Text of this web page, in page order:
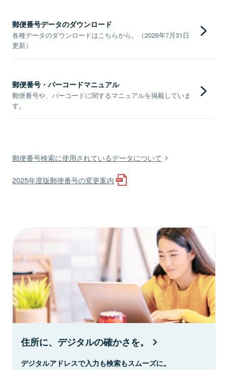
郵便番号データのダウンロード
各種データのダウンロードはこちらから。（2026年7月31日
更新）
郵便番号・バーコードマニュアル
郵便番号や、バーコードに関するマニュアルを掲載していま
す。
郵便番号検索に使用されているデータについて
2025年度版郵便番号の変更案内
住所に、デジタルの確かさを。
デジタルアドレスで入力も検索もスムーズに。